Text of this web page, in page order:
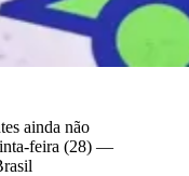
ainda não
feira (28) —